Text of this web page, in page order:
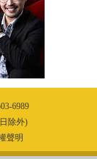
6989
除外)
聲明